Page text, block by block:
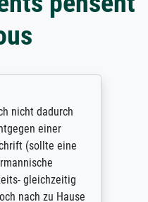
nicht dadurch
einer
(sollte eine
gleichzeitig
nach zu Hause